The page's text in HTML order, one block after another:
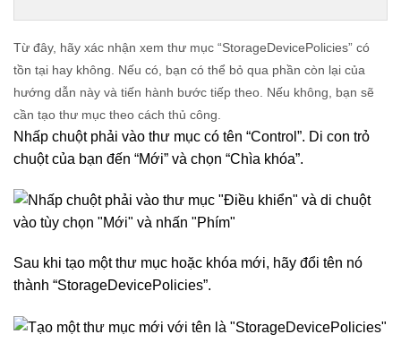
Từ đây, hãy xác nhận xem thư mục “StorageDevicePolicies” có
tồn tại hay không. Nếu có, bạn có thể bỏ qua phần còn lại của
hướng dẫn này và tiến hành bước tiếp theo. Nếu không, bạn sẽ
cần tạo thư mục theo cách thủ công.
Nhấp chuột phải vào thư mục có tên “Control”. Di con trỏ
chuột của bạn đến “Mới” và chọn “Chìa khóa”.
Sau khi tạo một thư mục hoặc khóa mới, hãy đổi tên nó
thành “StorageDevicePolicies”.